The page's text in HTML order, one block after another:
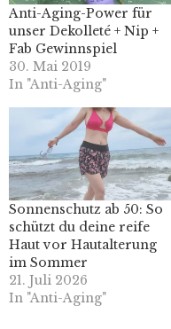
Anti-Aging-Power für
unser Dekolleté + Nip +
Fab Gewinnspiel
30. Mai 2019
In "Anti-Aging"
Sonnenschutz ab 50: So
schützt du deine reife
Haut vor Hautalterung
im Sommer
21. Juli 2026
In "Anti-Aging"